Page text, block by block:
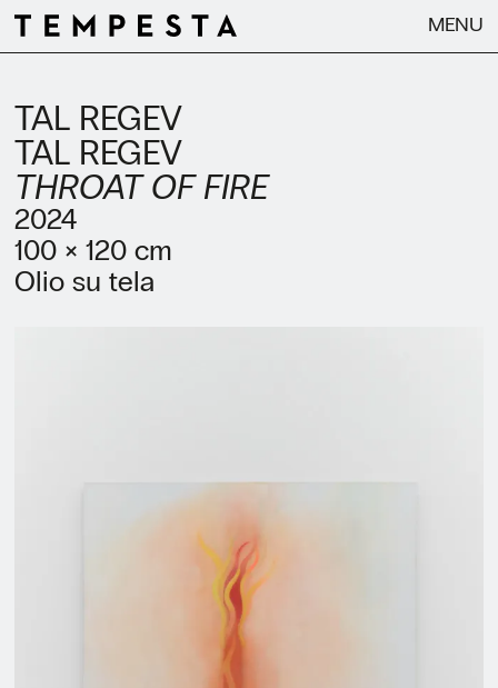
MENU
TAL REGEV
TAL REGEV
THROAT OF FIRE
2024
100 × 120 cm
Olio su tela